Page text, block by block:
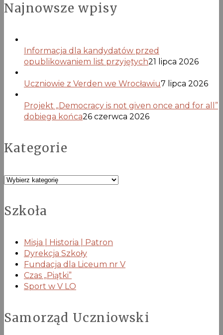
Najnowsze wpisy
Informacja dla kandydatów przed
opublikowaniem list przyjętych21 lipca 2026
Uczniowie z Verden we Wrocławiu7 lipca 2026
Projekt „Democracy is not given once and for all”
dobiega końca26 czerwca 2026
Kategorie
Kategorie
Szkoła
Misja | Historia | Patron
Dyrekcja Szkoły
Fundacja dla Liceum nr V
Czas „Piątki”
Sport w V LO
Samorząd Uczniowski